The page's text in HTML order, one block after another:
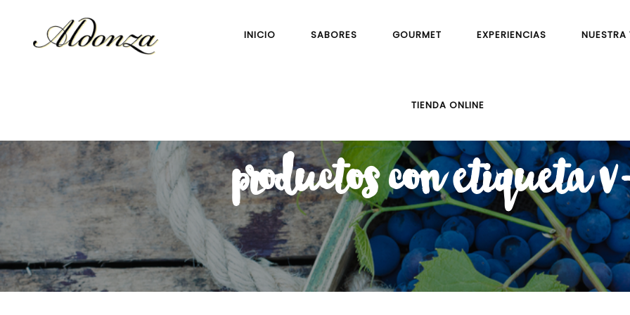
INICIO SABORES GOURMET EXPERIENCIAS NUESTRA
TIENDA ONLINE
productos con etiqueta